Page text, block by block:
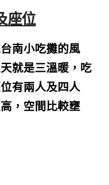
座位
南小吃攤的風
就是三溫暖，吃
有兩人及四人
，空間比較壅